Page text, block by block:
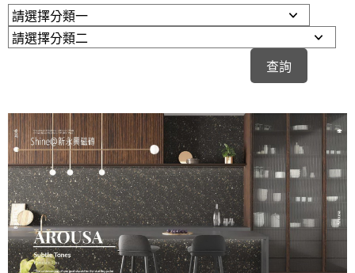
開車：中山路1段 到永平路路口(樂華夜市口)門口可
停車
捷運： 中和線【頂溪站 2 號出口】往中山路1段139
原Line已滿 無法加Line好友 請親愛的客戶加入
LINE官方帳號@a0975005573